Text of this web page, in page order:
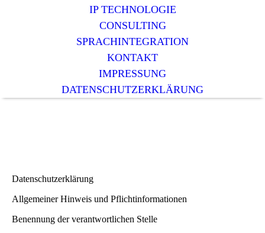
IP TECHNOLOGIE
CONSULTING
SPRACHINTEGRATION
KONTAKT
IMPRESSUNG
DATENSCHUTZERKLÄRUNG
Datenschutzerklärung
Allgemeiner Hinweis und Pflichtinformationen
Benennung der verantwortlichen Stelle